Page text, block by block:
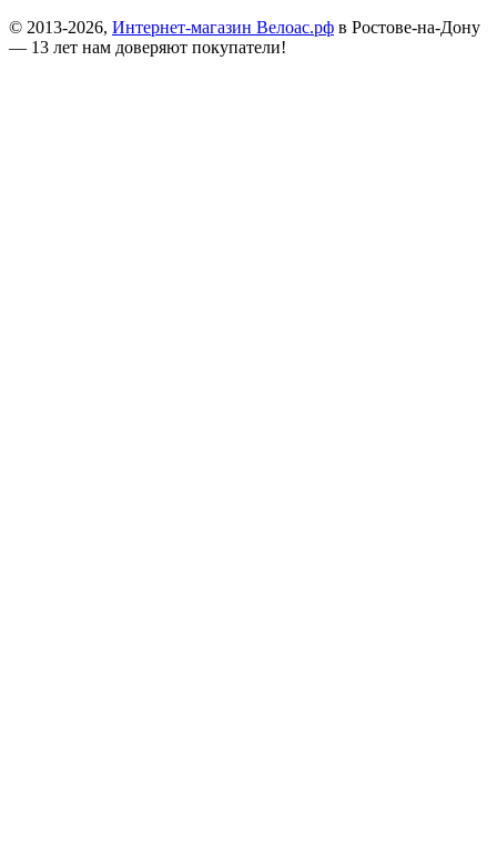
© 2013-2026, Интернет-магазин Велоас.рф в Ростове-на-Дону
— 13 лет нам доверяют покупатели!